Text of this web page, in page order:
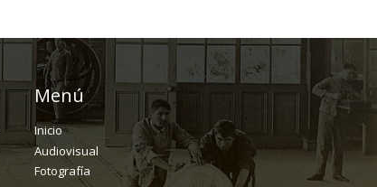
Menú
Inicio
Audiovisual
Fotografía